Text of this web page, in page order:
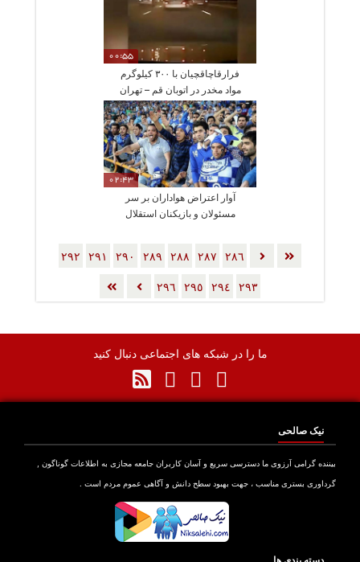
00:55
فرارقاچاقچیان با ۳۰۰ کیلوگرم
مواد مخدر در اتوبان قم – تهران
02:43
آوار اعتراض هواداران بر سر
مسئولان و بازیکنان استقلال
٢٨٦ ٢٨٧ ٢٨٨ ٢٨٩ ٢٩٠ ٢٩١ ٢٩٢
٢٩٣ ٢٩٤ ٢٩٥ ٢٩٦
ما را در شبکه های اجتماعی دنبال کنید
نیک صالحی
بیننده گرامی آرزوی ما دسترسی سریع و آسان کاربران جامعه مجازی به اطلاعات گوناگون ,
گرداوری بستری مناسب ، جهت بهبود سطح دانش و آگاهی عموم مردم است .